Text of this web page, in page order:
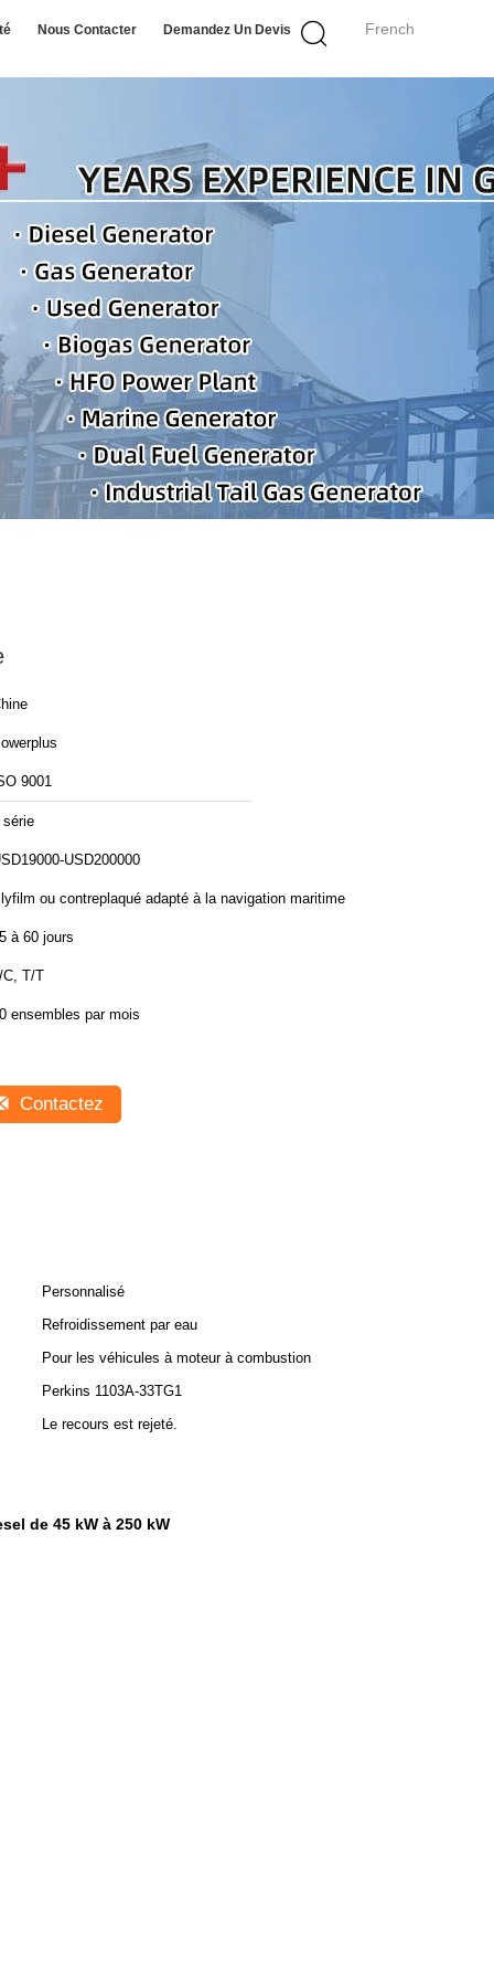
French
Nous Contacter Demandez Un Devis
9001
série
USD200000
ou contreplaqué adapté à la navigation maritime
à 60 jours
C, T/T
ensembles par mois
Contactez
Personnalisé
Refroidissement par eau
Pour les véhicules à moteur à combustion
Perkins 1103A-33TG1
Le recours est rejeté.
de 45 kW à 250 kW